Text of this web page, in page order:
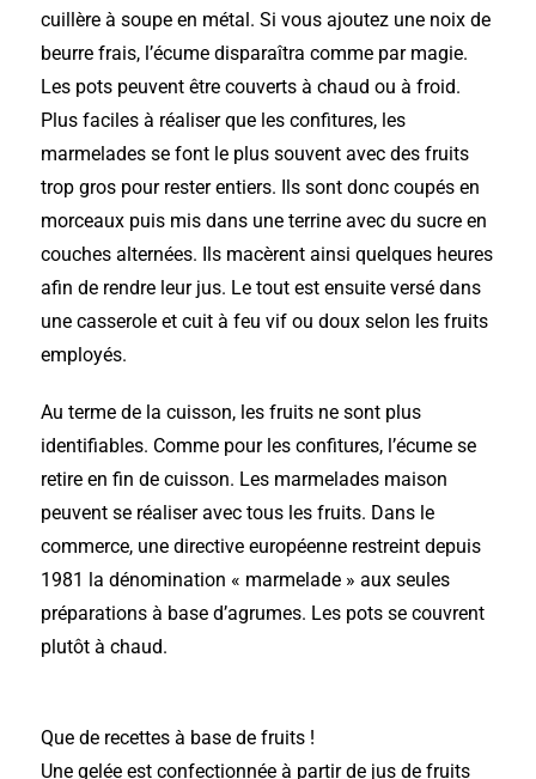
cuillère à soupe en métal. Si vous ajoutez une noix de
beurre frais, l’écume disparaîtra comme par magie.
Les pots peuvent être couverts à chaud ou à froid.
Plus faciles à réaliser que les confitures, les
marmelades se font le plus souvent avec des fruits
trop gros pour rester entiers. Ils sont donc coupés en
morceaux puis mis dans une terrine avec du sucre en
couches alternées. Ils macèrent ainsi quelques heures
afin de rendre leur jus. Le tout est ensuite versé dans
une casserole et cuit à feu vif ou doux selon les fruits
employés.
Au terme de la cuisson, les fruits ne sont plus
identifiables. Comme pour les confitures, l’écume se
retire en fin de cuisson. Les marmelades maison
peuvent se réaliser avec tous les fruits. Dans le
commerce, une directive européenne restreint depuis
1981 la dénomination « marmelade » aux seules
préparations à base d’agrumes. Les pots se couvrent
plutôt à chaud.
Que de recettes à base de fruits !
Une gelée est confectionnée à partir de jus de fruits